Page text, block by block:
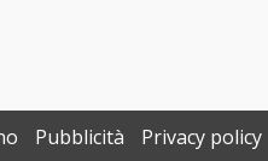
Pubblicità Privacy policy